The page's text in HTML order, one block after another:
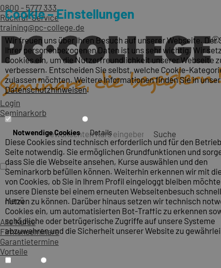
0800 - 5777 333
Rückruf-Service
training@pc-college.de
Login
Seminarkorb
Suche
Menü
Alle Kurse
Firmenseminare
Garantietermine
Vorteile
Cookie – Einstellungen
Wir freuen uns über Ihren Besuch auf unserer Webseite. Der
Ihrer personenbezogenen Daten ist uns sehr wichtig. Wir
Cookies ein, um die Nutzerfreundlichkeit unserer Webseite
verbessern. Entscheiden Sie selbst, welche Cookie-
zulassen möchten. Weitere Informationen finden Sie in
Datenschutzhinweisen.
Notwendige Cookies Details
Diese Cookies sind technisch erforderlich und für den
Seite notwendig. Sie ermöglichen Grundfunktionen und
dass Sie die Webseite ansehen, Kurse auswählen und den
Seminarkorb befüllen können. Weiterhin erkennen wir mit
von Cookies, ob Sie in Ihrem Profil eingeloggt bleiben
unsere Dienste bei einem erneuten Webseitenbesuch
nutzen zu können. Darüber hinaus setzen wir technisch
Cookies ein, um automatisierten Bot-Traffic zu erkennen
schädliche oder betrügerische Zugriffe auf unsere Systeme
abzuwehren und die Sicherheit unserer Website zu